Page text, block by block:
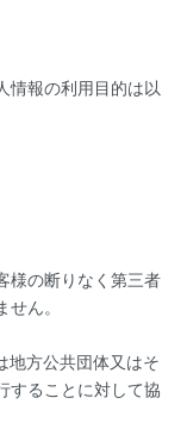
情報の利用目的は以
様の断りなく第三者
ん。
地方公共団体又はそ
することに対して協